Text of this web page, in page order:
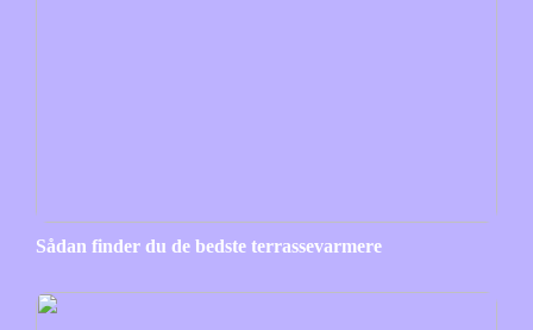
Sådan finder du de bedste terrassevarmere